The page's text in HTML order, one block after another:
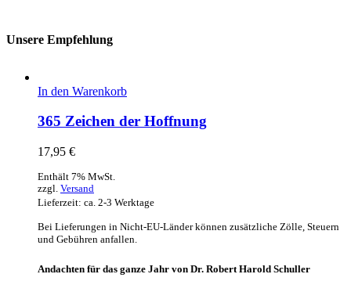
Unsere Empfehlung
In den Warenkorb
365 Zeichen der Hoffnung
17,95 €
Enthält 7% MwSt.
zzgl. Versand
Lieferzeit: ca. 2-3 Werktage
Bei Lieferungen in Nicht-EU-Länder können zusätzliche Zölle, Steuern
und Gebühren anfallen.
Andachten für das ganze Jahr von Dr. Robert Harold Schuller